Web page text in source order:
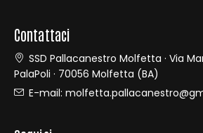
Contattaci
SSD Pallacanestro Molfetta · Via
PalaPoli · 70056 Molfetta (BA)
E-mail: